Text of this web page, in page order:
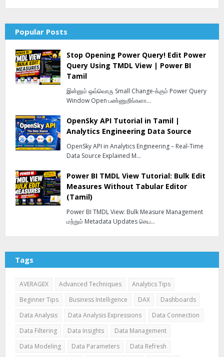
Popular Posts
Stop Opening Power Query! Edit Power
Query Using TMDL View | Power BI
Tamil
இன்னும் ஒவ்வொரு Small Change-க்கும் Power Query
Window Open பண்ணுறீங்களா…
OpenSky API Tutorial in Tamil |
Analytics Engineering Data Source
OpenSky API in Analytics Engineering – Real-Time
Data Source Explained M…
Power BI TMDL View Tutorial: Bulk Edit
Measures Without Tabular Editor
(Tamil)
Power BI TMDL View: Bulk Measure Management
மற்றும் Metadata Updates செய…
Tags
AVERAGEX Advanced Techniques
Analytics Tips
Beginner Tips
Business Intelligence DAX
Dashboards
Data Analysis
Data Analysis Expressions
Data Connection
Data Filtering
Data Insights
Data Management
Data Modeling
Data Parameters
Data Refresh